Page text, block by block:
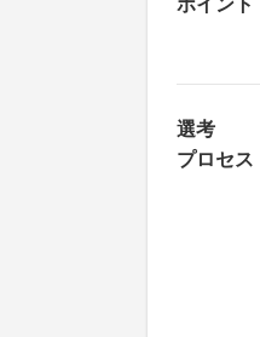
ポイント
選考
プロセス